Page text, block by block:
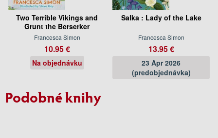
Two Terrible Vikings and
Grunt the Berserker
Francesca Simon
10.95 €
Na objednávku
Salka : Lady of the Lake
Francesca Simon
13.95 €
23 Apr 2026
(predobjednávka)
Podobné knihy